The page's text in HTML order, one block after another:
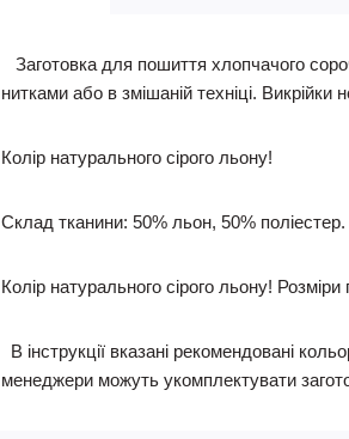
Заготовка для пошиття хлопчачого
нитками або в змішаній техніці. Викрійки
Колір натурального сірого льону!
Склад тканини: 50% льон, 50% поліестер.
Колір натурального сірого льону!
В інструкції вказані рекомендовані
менеджери можуть укомплектувати